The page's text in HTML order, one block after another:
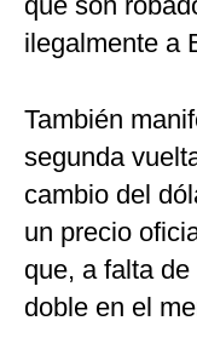
ilegalmente a
También
segunda
cambio del
un precio
que, a falta
doble en el